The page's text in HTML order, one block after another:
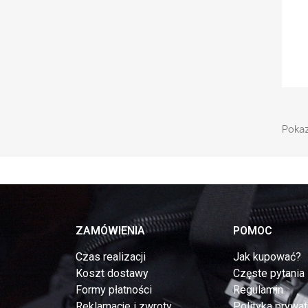
ZAMÓWIENIA
Czas realizacji
Koszt dostawy
Formy płatności
POMOC
Jak kupować?
Częste pytania
Regulamin